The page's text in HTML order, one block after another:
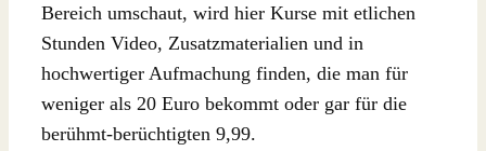
Bereich umschaut, wird hier Kurse mit etlichen
Stunden Video, Zusatzmaterialien und in
hochwertiger Aufmachung finden, die man für
weniger als 20 Euro bekommt oder gar für die
berühmt-berüchtigten 9,99.